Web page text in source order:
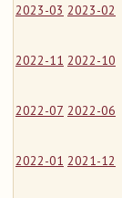
2023-03 2023-02
2022-11 2022-10
2022-07 2022-06
2022-01 2021-12